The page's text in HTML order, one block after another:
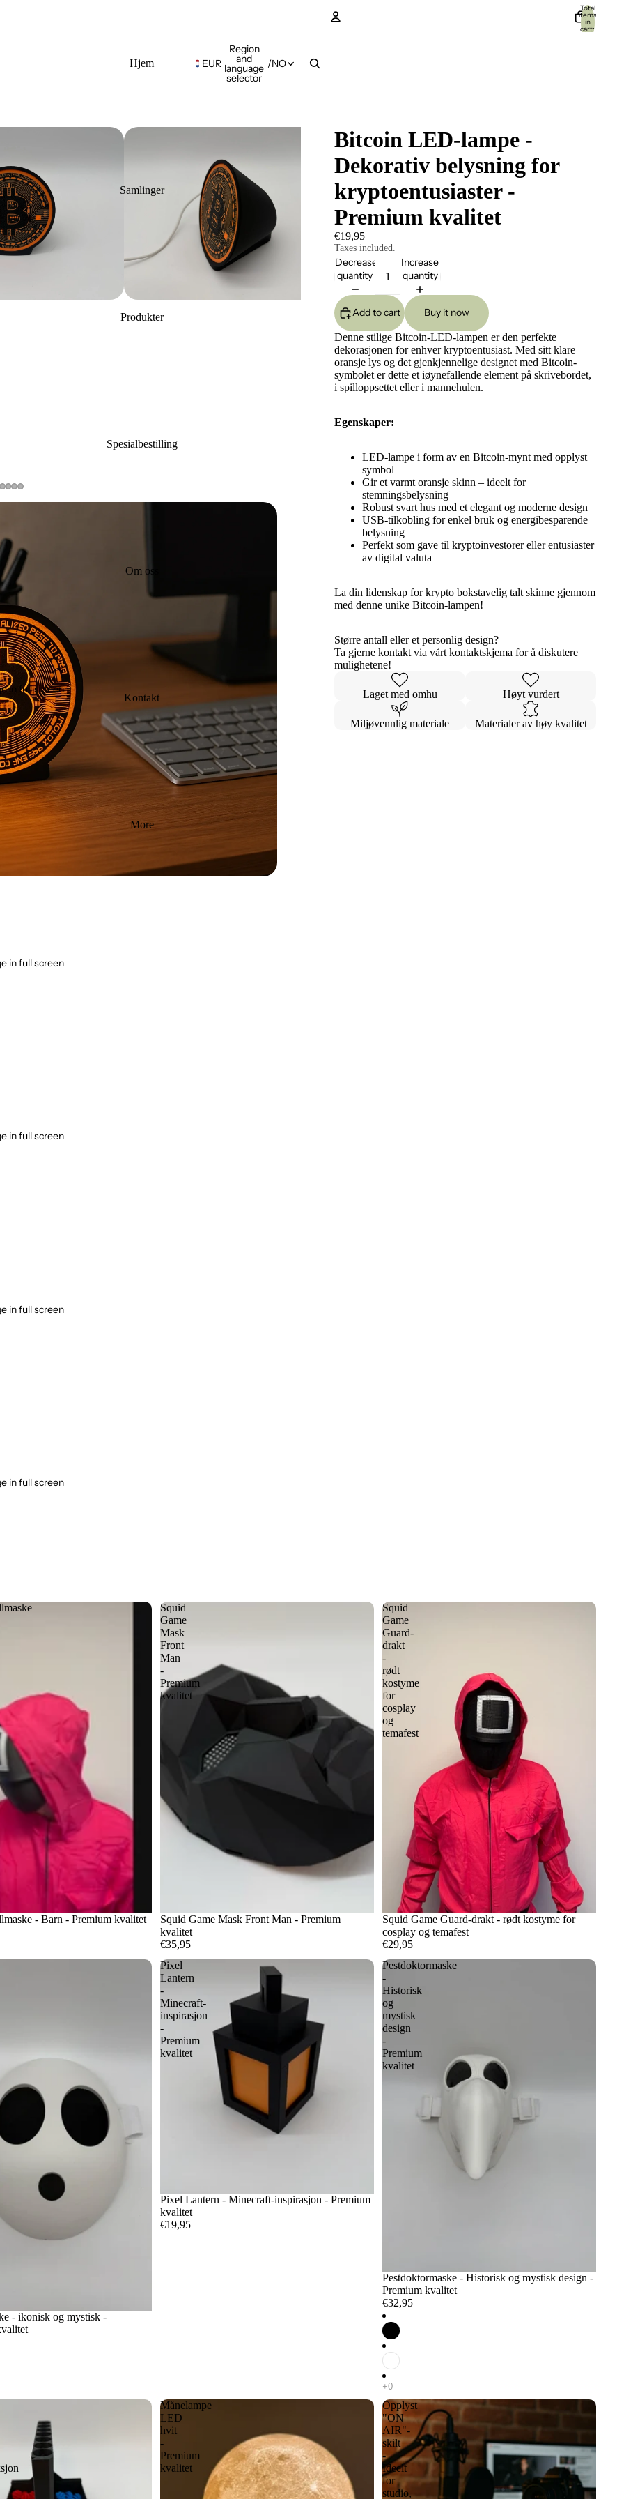
Hjem
Samlinger
Produkter
Spesialbestilling
Om oss
Kontakt
More
EUR
Region
and
language
selector
/NO
Total
items
in
cart:
in full screen
in full screen
in full screen
in full screen
in full screen
Bitcoin LED-lampe -
Dekorativ belysning for
kryptoentusiaster -
Premium kvalitet
€19,95
Taxes included.
Decrease
quantity
Increase
quantity
Add to cart Buy it now
Denne stilige Bitcoin-LED-lampen er den perfekte
dekorasjonen for enhver kryptoentusiast. Med sitt klare
oransje lys og det gjenkjennelige designet med Bitcoin-
symbolet er dette et iøynefallende element på skrivebordet,
i spilloppsettet eller i mannehulen.
Egenskaper:
LED-lampe i form av en Bitcoin-mynt med opplyst
symbol
Gir et varmt oransje skinn – ideelt for
stemningsbelysning
Robust svart hus med et elegant og moderne design
USB-tilkobling for enkel bruk og energibesparende
belysning
Perfekt som gave til kryptoinvestorer eller entusiaster
av digital valuta
La din lidenskap for krypto bokstavelig talt skinne gjennom
med denne unike Bitcoin-lampen!
Større antall eller et personlig design?
Ta gjerne kontakt via vårt kontaktskjema for å diskutere
mulighetene!
Laget med omhu Høyt vurdert
Miljøvennlig materiale Materialer av høy kvalitet
- Barn - Premium kvalitet
Squid
Game
Mask
Front
Man
-
Premium
kvalitet
Squid Game Mask Front Man - Premium
kvalitet
€35,95
Squid
Game
Guard-
drakt
-
rødt
kostyme
for
cosplay
og
temafest
Squid Game Guard-drakt - rødt kostyme for
cosplay og temafest
€29,95
- ikonisk og mystisk -
Pixel
Lantern
-
Minecraft-
inspirasjon
-
Premium
kvalitet
Pixel Lantern - Minecraft-inspirasjon - Premium
kvalitet
€19,95
Pestdoktormaske
-
Historisk
og
mystisk
design
-
Premium
kvalitet
Pestdoktormaske - Historisk og mystisk design -
Premium kvalitet
€32,95
Månelampe
LED
hvit
-
Premium
kvalitet
Opplyst
"ON
AIR"-
skilt
-
Ideelt
for
studio,